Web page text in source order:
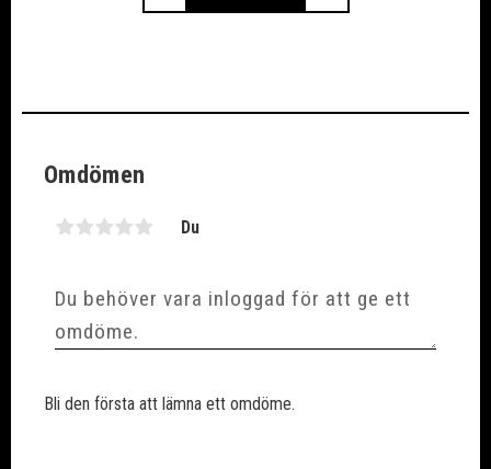
Omdömen
Du
Bli den första att lämna ett omdöme.